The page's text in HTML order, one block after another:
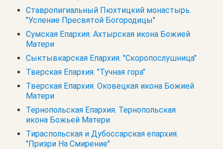
Ставропигиальный Пюхтицкий монастырь.
"Успение Пресвятой Богородицы"
Сумская Епархия. Ахтырская икона Божией
Матери
Сыктывкарская Епархия. "Скоропослушница"
Тверская Епархия. "Тучная гора"
Тверская Епархия. Оковецкая икона Божией
Матери
Тернопольская Епархия. Тернопольская
икона Божьей Матери
Тираспольская и Дубоссарская епархия.
"Призри На Смирение"